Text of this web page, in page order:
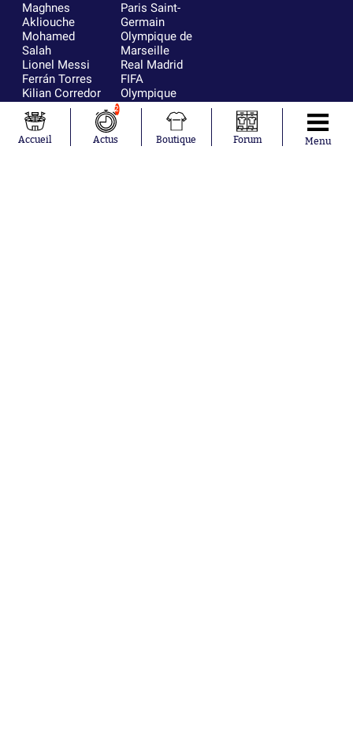
Maghnes
Akliouche
Mohamed
Salah
Lionel Messi
Ferrán Torres
Kilian Corredor
Mastantuono
Orel Mangala
Rio Mavuba
Paris Saint-
Germain
Olympique de
Marseille
Real Madrid
FIFA
Olympique
lyonnais
AS Monaco
FC Barcelone
Argentine
Accueil
2
Actus Boutique Forum Menu